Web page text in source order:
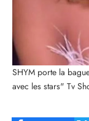
SHYM porte la
avec les stars" Tv